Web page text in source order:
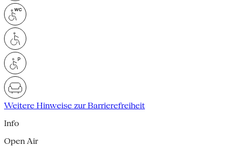
Weitere Hinweise zur Barrierefreiheit
Info
Open Air